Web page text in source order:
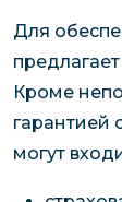
Для
Кроме
гарантией
могут